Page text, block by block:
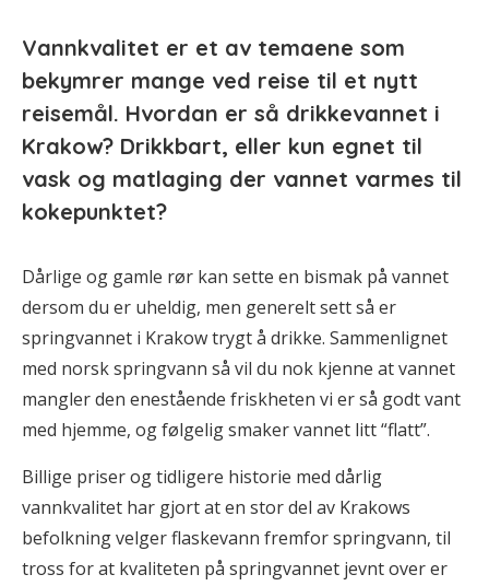
Vannkvalitet er et av temaene som
bekymrer mange ved reise til et nytt
reisemål. Hvordan er så drikkevannet i
Krakow? Drikkbart, eller kun egnet til
vask og matlaging der vannet varmes til
kokepunktet?
Dårlige og gamle rør kan sette en bismak på vannet
dersom du er uheldig, men generelt sett så er
springvannet i Krakow trygt å drikke. Sammenlignet
med norsk springvann så vil du nok kjenne at vannet
mangler den enestående friskheten vi er så godt vant
med hjemme, og følgelig smaker vannet litt “flatt”.
Billige priser og tidligere historie med dårlig
vannkvalitet har gjort at en stor del av Krakows
befolkning velger flaskevann fremfor springvann, til
tross for at kvaliteten på springvannet jevnt over er